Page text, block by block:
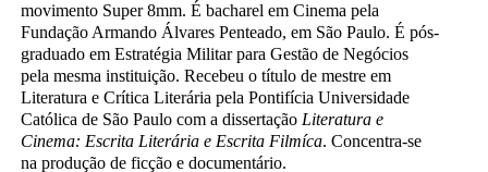
movimento Super 8mm. É bacharel em Cinema pela
Fundação Armando Álvares Penteado, em São Paulo. É pós-
graduado em Estratégia Militar para Gestão de Negócios
pela mesma instituição. Recebeu o título de mestre em
Literatura e Crítica Literária pela Pontifícia Universidade
Católica de São Paulo com a dissertação Literatura e
Cinema: Escrita Literária e Escrita Filmíca. Concentra-se
na produção de ficção e documentário.